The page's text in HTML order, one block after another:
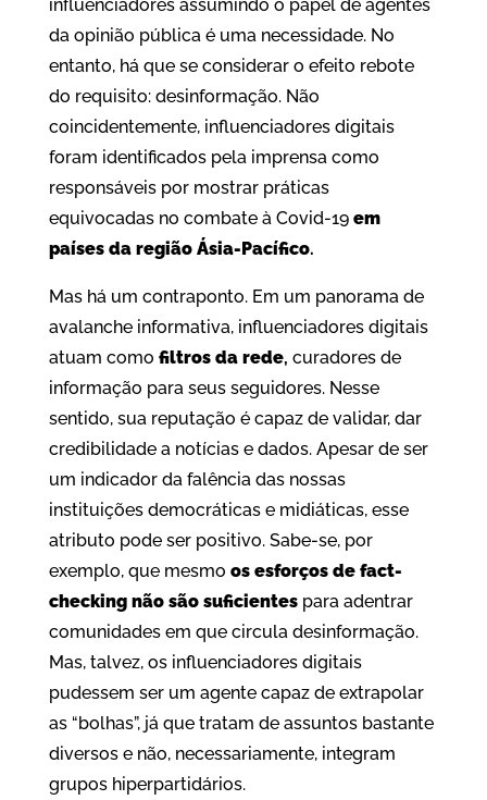
influenciadores assumindo o papel de agentes
da opinião pública é uma necessidade. No
entanto, há que se considerar o efeito rebote
do requisito: desinformação. Não
coincidentemente, influenciadores digitais
foram identificados pela imprensa como
responsáveis por mostrar práticas
equivocadas no combate à Covid-19 em
países da região Ásia-Pacífico.
Mas há um contraponto. Em um panorama de
avalanche informativa, influenciadores digitais
atuam como filtros da rede, curadores de
informação para seus seguidores. Nesse
sentido, sua reputação é capaz de validar, dar
credibilidade a notícias e dados. Apesar de ser
um indicador da falência das nossas
instituições democráticas e midiáticas, esse
atributo pode ser positivo. Sabe-se, por
exemplo, que mesmo os esforços de fact-
checking não são suficientes para adentrar
comunidades em que circula desinformação.
Mas, talvez, os influenciadores digitais
pudessem ser um agente capaz de extrapolar
as “bolhas”, já que tratam de assuntos bastante
diversos e não, necessariamente, integram
grupos hiperpartidários.